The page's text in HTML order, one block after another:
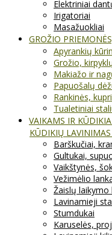
Elektriniai
Irigatoriai
Masažuokliai
GROŽIO
Apyrankių
Grožio,
Makiažo ir
Papuošalų
Rankinės,
Tualetiniai
VAIKAMS IR
KŪDIKIŲ
Barškučiai,
Gultukai,
Vaikštynės,
Vežimėlio
Žaislų laikymo
Lavinamieji
Stumdukai
Karuselės,